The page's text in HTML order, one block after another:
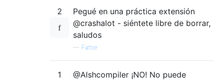
2
Pegué en una práctica extensión
@crashalot - siéntete libre de borrar,
saludos
— Fattie
1
@Alshcompiler ¡NO! No puede